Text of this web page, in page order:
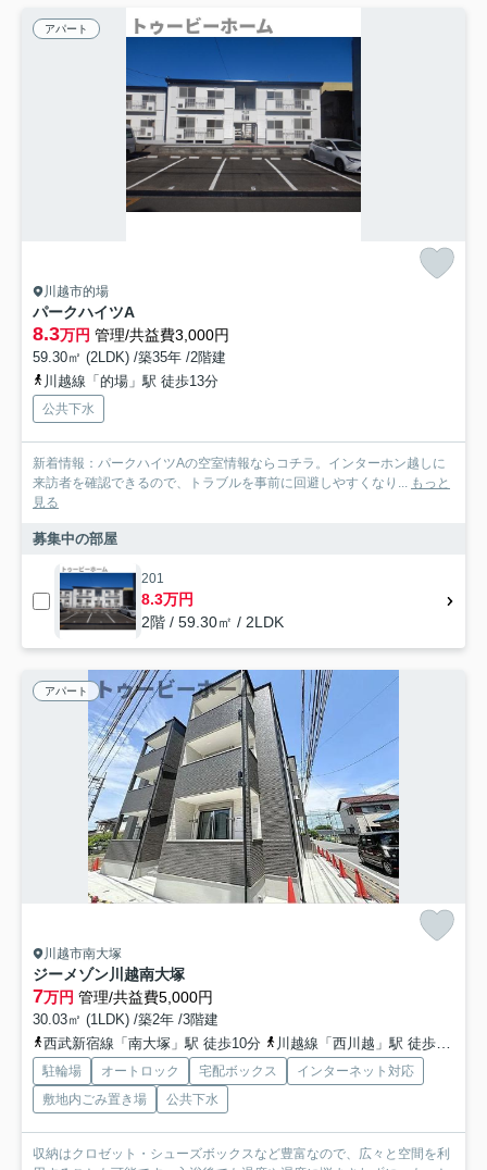
アパート
川越市的場
パークハイツA
8.3万円 管理/共益費3,000円
59.30㎡ (2LDK) /築35年 /2階建
川越線「的場」駅 徒歩13分
公共下水
新着情報：パークハイツAの空室情報ならコチラ。インターホン越しに
来訪者を確認できるので、トラブルを事前に回避しやすくなり... もっと
見る
募集中の部屋
201
8.3万円
2階 / 59.30㎡ / 2LDK
アパート
川越市南大塚
ジーメゾン川越南大塚
7万円 管理/共益費5,000円
30.03㎡ (1LDK) /築2年 /3階建
西武新宿線「南大塚」駅 徒歩10分
川越線「西川越」駅 徒歩40分
駐輪場 オートロック 宅配ボックス
インターネット対応
敷地内ごみ置き場
公共下水
収納はクロゼット・シューズボックスなど豊富なので、広々と空間を利